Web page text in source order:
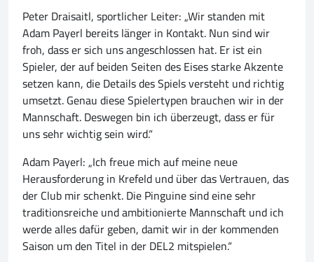
Peter Draisaitl, sportlicher Leiter: „Wir standen mit
Adam Payerl bereits länger in Kontakt. Nun sind wir
froh, dass er sich uns angeschlossen hat. Er ist ein
Spieler, der auf beiden Seiten des Eises starke Akzente
setzen kann, die Details des Spiels versteht und richtig
umsetzt. Genau diese Spielertypen brauchen wir in der
Mannschaft. Deswegen bin ich überzeugt, dass er für
uns sehr wichtig sein wird.“
Adam Payerl: „Ich freue mich auf meine neue
Herausforderung in Krefeld und über das Vertrauen, das
der Club mir schenkt. Die Pinguine sind eine sehr
traditionsreiche und ambitionierte Mannschaft und ich
werde alles dafür geben, damit wir in der kommenden
Saison um den Titel in der DEL2 mitspielen.“